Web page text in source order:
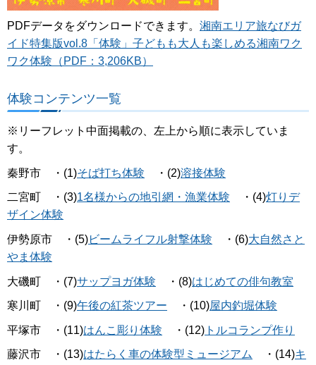
PDFデータをダウンロードできます。 湘南エリア旅なびガ
イド特集版vol.8「体験」子どもも大人も楽しめる湘南ワク
ワク体験（PDF：3,206KB）
体験コンテンツ一覧
※リーフレット中面掲載の、左上から順に表示していま
す。
秦野市 ・(1)そば打ち体験 ・(2)溶接体験
二宮町 ・(3)1名様からの地引網・漁業体験 ・(4)灯りデ
ザイン体験
伊勢原市 ・(5)ビームライフル射撃体験 ・(6)大自然さと
やま体験
大磯町 ・(7)サップヨガ体験 ・(8)はじめての俳句教室
寒川町 ・(9)午後の紅茶ツアー ・(10)屋内釣堀体験
平塚市 ・(11)はんこ彫り体験 ・(12) トルコランプ作り
藤沢市 ・(13)はたらく車の体験型ミュージアム ・(14)キ